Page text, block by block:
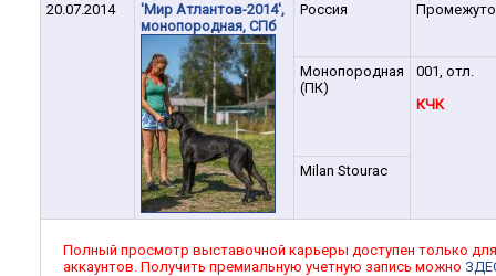
20.07.2014
'Мир Атлантов-2014',
монопородная, СПб
Россия
Монопородная
(ПК)
001, отл.
КЧК
Milan Stourac
Полный просмотр выставочной карьеры доступен только
аккаунтов. Получить премиальную учетную запись можно